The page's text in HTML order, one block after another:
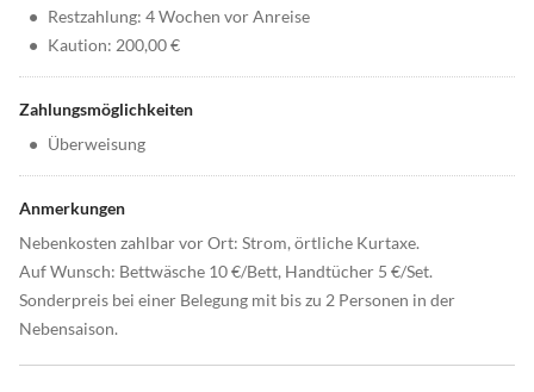
• Restzahlung: 4 Wochen vor Anreise
• Kaution: 200,00 €
Zahlungsmöglichkeiten
• Überweisung
Anmerkungen
Nebenkosten zahlbar vor Ort: Strom, örtliche Kurtaxe.
Auf Wunsch: Bettwäsche 10 €/Bett, Handtücher 5 €/Set.
Sonderpreis bei einer Belegung mit bis zu 2 Personen in der
Nebensaison.